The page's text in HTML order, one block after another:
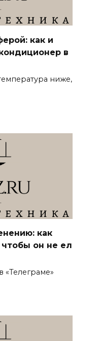
как и
в
ниже,
как
чтобы он не ел